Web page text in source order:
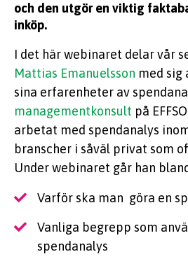
och den utgör en viktig
inköp.
I det här webinaret delar vår
Mattias Emanuelsson med sig
sina erfarenheter av
managementkonsult på
arbetat med spendanalys
branscher i såväl privat som
Under webinaret går han
Varför ska man göra en
Vanliga begrepp som
spendanalys